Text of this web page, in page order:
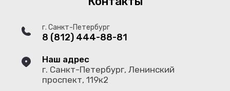
г. Санкт-Петербург
8 (812) 444-88-81
Наш адрес
г. Санкт-Петербург, Ленинский
проспект, 119к2